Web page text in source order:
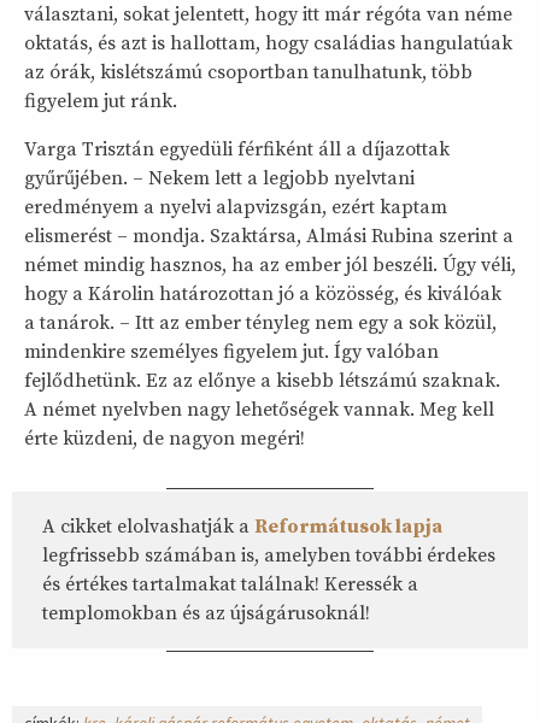
választani, sokat jelentett, hogy itt már régóta van néme
oktatás, és azt is hallottam, hogy családias hangulatúak
az órák, kislétszámú csoportban tanulhatunk, több
figyelem jut ránk.
Varga Trisztán egyedüli férfiként áll a díjazottak
gyűrűjében. – Nekem lett a legjobb nyelvtani
eredményem a nyelvi alapvizsgán, ezért kaptam
elismerést – mondja. Szaktársa, Almási Rubina szerint a
német mindig hasznos, ha az ember jól beszéli. Úgy véli,
hogy a Károlin határozottan jó a közösség, és kiválóak
a tanárok. – Itt az ember tényleg nem egy a sok közül,
mindenkire személyes figyelem jut. Így valóban
fejlődhetünk. Ez az előnye a kisebb létszámú szaknak.
A német nyelvben nagy lehetőségek vannak. Meg kell
érte küzdeni, de nagyon megéri!
A cikket elolvashatják a Reformátusok lapja
legfrissebb számában is, amelyben további érdekes
és értékes tartalmakat találnak! Keressék a
templomokban és az újságárusoknál!